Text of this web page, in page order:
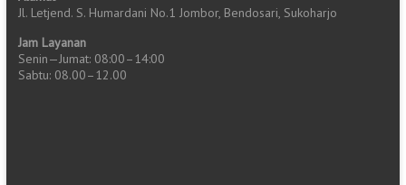
Jl. Letjend. S. Humardani No.1 Jombor, Bendosari, Sukoharjo
Jam Layanan
Senin—Jumat: 08:00–14:00
Sabtu: 08.00–12.00